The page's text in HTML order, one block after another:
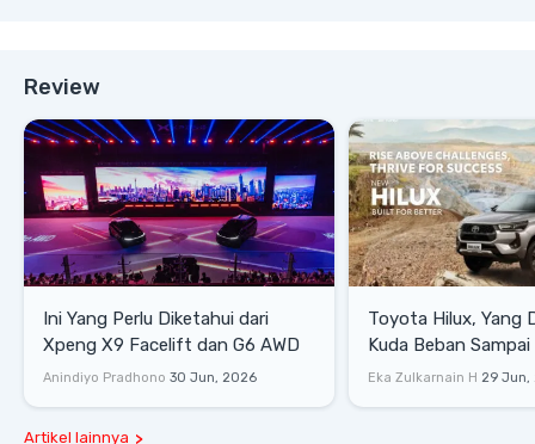
Review
Ini Yang Perlu Diketahui dari
Xpeng X9 Facelift dan G6 AWD
Anindiyo Pradhono 30 Jun, 2026
Toyota Hilux, Yang
Kuda Beban
Lifestyle
Eka Zulkarnain H 29 Jun,
Artikel lainnya